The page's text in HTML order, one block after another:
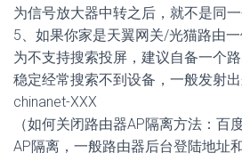
为信号放大器中转之后，就不是同一
5、如果你家是天翼网关/光猫路由
为不支持搜索投屏，建议自备一个
稳定经常搜索不到设备，一般发射
chinanet-XXX
（如何关闭路由器AP隔离方法：百
AP隔离，一般路由器后台登陆地址